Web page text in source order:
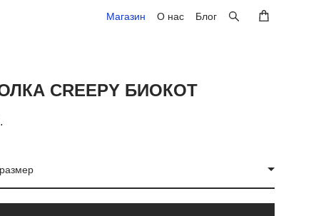
Магазин О нас Блог
Магазин О нас Блог
CREEPY БИОКОТ